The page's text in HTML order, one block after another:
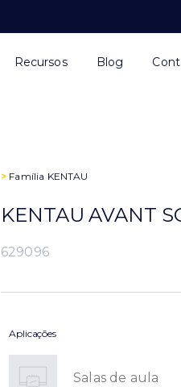
Recursos Blog
> Família KENTAU
KENTAU AVANT
629096
Aplicações
Salas de aula